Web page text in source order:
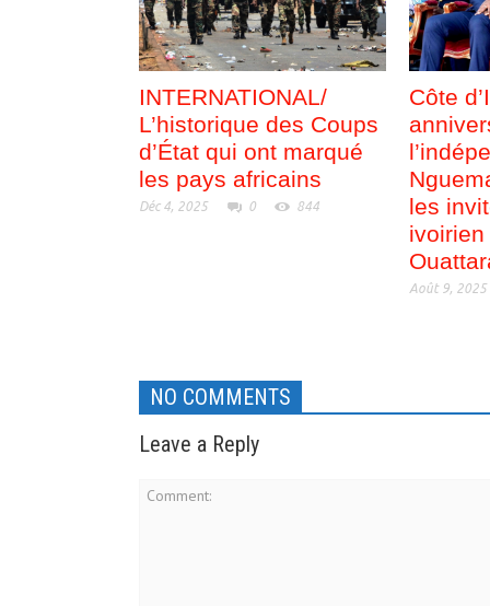
INTERNATIONAL/
L’historique des Coups
d’État qui ont marqué
les pays africains
Déc 4, 2025 0 844
Côte
les
Août 9, 2025
NO COMMENTS
Leave a Reply